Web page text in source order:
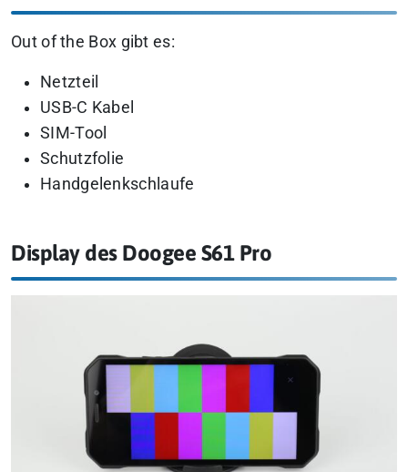
Out of the Box gibt es:
Netzteil
USB-C Kabel
SIM-Tool
Schutzfolie
Handgelenkschlaufe
Display des Doogee S61 Pro